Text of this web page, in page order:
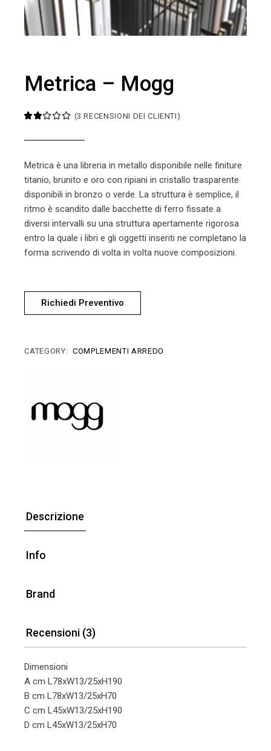
Metrica – Mogg
(3 RECENSIONI DEI CLIENTI)
Metrica è una libreria in metallo disponibile nelle finiture
titanio, brunito e oro con ripiani in cristallo trasparente
disponibili in bronzo o verde. La struttura è semplice, il
ritmo è scandito dalle bacchette di ferro fissate a
diversi intervalli su una struttura apertamente rigorosa
entro la quale i libri e gli oggetti inseriti ne completano la
forma scrivendo di volta in volta nuove composizioni.
Richiedi Preventivo
CATEGORY: COMPLEMENTI ARREDO
Descrizione
Info
Brand
Recensioni (3)
Dimensioni
A cm L78xW13/25xH190
B cm L78xW13/25xH70
C cm L45xW13/25xH190
D cm L45xW13/25xH70